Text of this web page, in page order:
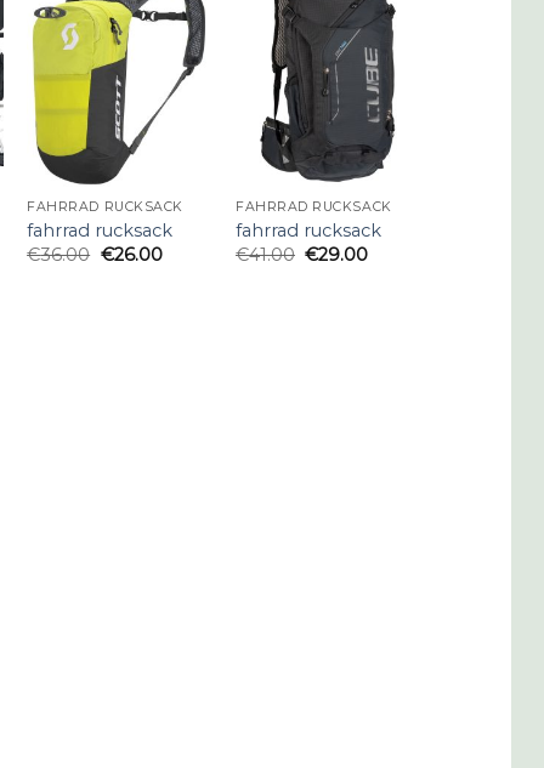
FAHRRAD RUCKSACK
fahrrad rucksack
€36.00 €26.00
FAHRRAD RUCKSACK
fahrrad rucksack
€41.00 €29.00